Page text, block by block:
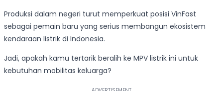
Produksi dalam negeri turut memperkuat posisi VinFast
sebagai pemain baru yang serius membangun ekosistem
kendaraan listrik di Indonesia.
Jadi, apakah kamu tertarik beralih ke MPV listrik ini untuk
kebutuhan mobilitas keluarga?